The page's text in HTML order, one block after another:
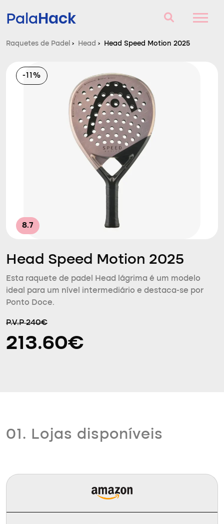
PalaHack
Perguntas e respostas
Comparador
Raquetes de Padel › Head › Head Speed Motion 2025
-11%
8.7
Head Speed Motion 2025
Esta raquete de padel Head lágrima é um modelo
ideal para um nível intermediário e destaca-se por
Ponto Doce.
P.V.P 240€
213.60€
01. Lojas disponíveis